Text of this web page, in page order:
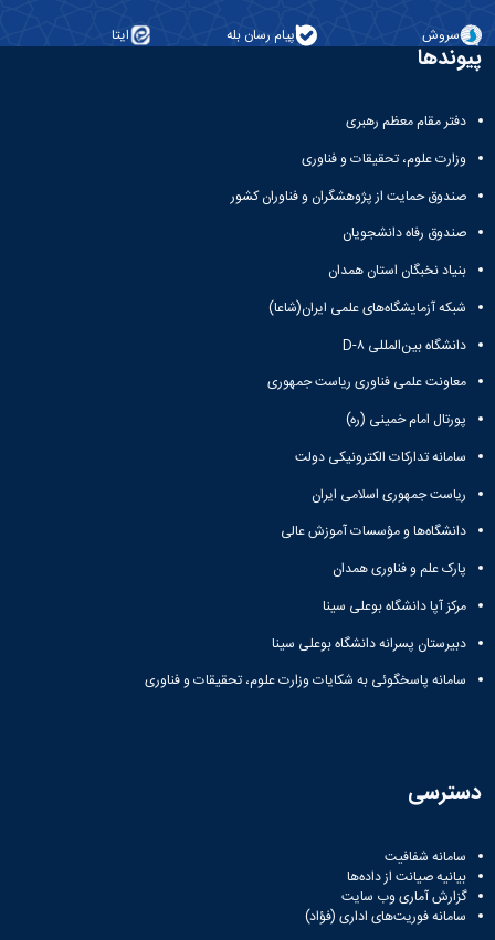
سروش پیام رسان بله ایتا
پیوندها
دفتر مقام معظم رهبری
وزارت علوم، تحقیقات و فناوری
صندوق حمایت از پژوهشگران و فناوران کشور
صندوق رفاه دانشجویان
بنیاد نخبگان استان همدان
شبکه آزمایشگاه‌های علمی ایران(شاعا)
دانشگاه بین‌المللی D-۸
معاونت علمی فناوری ریاست جمهوری
پورتال امام خمینی (ره)
سامانه تدارکات الکترونیکی دولت
ریاست جمهوری اسلامی ایران
دانشگاه‌ها و مؤسسات آموزش عالی
پارک علم و فناوری همدان
مرکز آپا دانشگاه بوعلی سینا
دبیرستان پسرانه دانشگاه بوعلی سینا
سامانه پاسخگوئی به شکایات وزارت علوم، تحقیقات و فناوری
دسترسی
سامانه شفافیت
بیانیه صیانت از داده‌ها
گزارش آماری وب‌ سایت
سامانه فوریت‌های اداری (فؤاد)